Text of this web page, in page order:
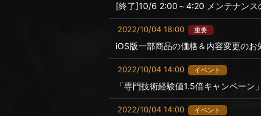
[終了]10/6 2:00～4:20 メンテナンス
2022/10/04 18:00 重要
iOS版一部商品の価格＆内容変更のお
2022/10/04 14:00 イベント
「専門技術経験値1.5倍キャンペーン
2022/10/04 14:00 イベント